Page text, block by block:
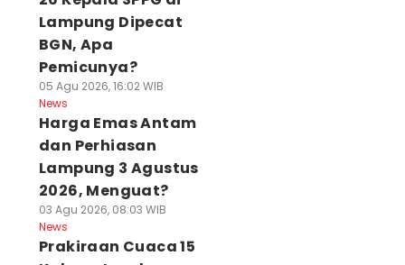
Lampung Dipecat
BGN, Apa
Pemicunya?
05 Agu 2026, 16:02 WIB
News
Harga Emas Antam
dan Perhiasan
Lampung 3 Agustus
2026, Menguat?
03 Agu 2026, 08:03 WIB
News
Prakiraan Cuaca 15